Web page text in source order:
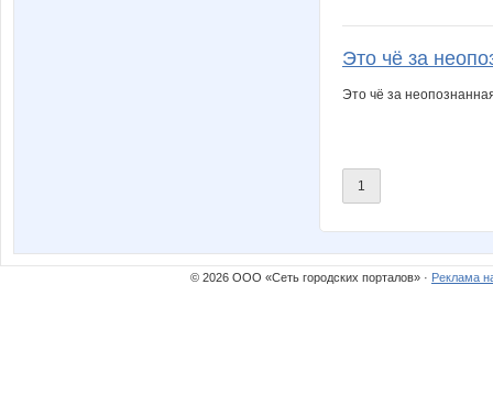
Это чё за
Это чё за
1
© 2026 ООО «Сеть городских порталов» · Реклама